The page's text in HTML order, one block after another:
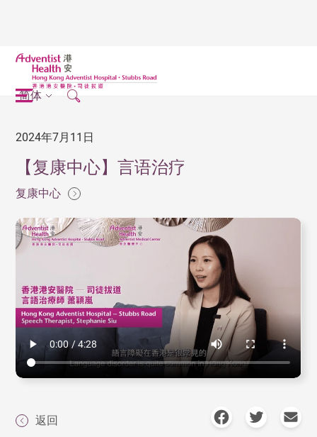
简体
2024年7月11日
【复康中心】言语治疗
复康中心
返回